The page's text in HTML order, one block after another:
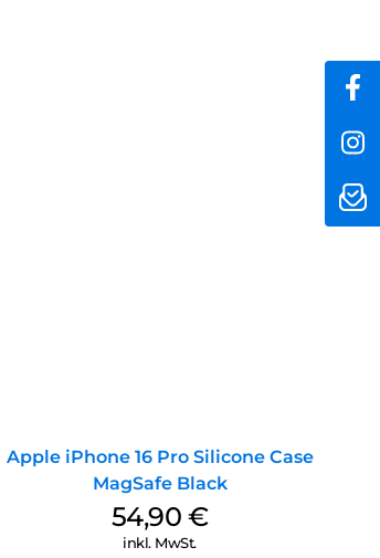
Apple iPhone 16 Pro Silicone Case
MagSafe Black
54,90 €
inkl. MwSt.